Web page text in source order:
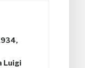
Luigi